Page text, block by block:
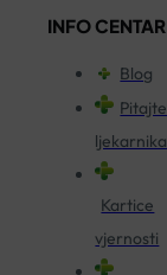
INFO CENTAR
Blog
Pitajte
ljekarnika
Kartice
vjernosti